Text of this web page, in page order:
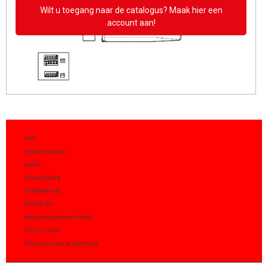
Wilt u toegang naar de catalogus? Maak hier een
account aan!
Item
Artikel nummer
Aantal
Omschrijving
Gelijkwaardig
Notitie FPT
Verpakkingshoeveelheid
Prijs per stuk
Toevoegen aan winkelmand